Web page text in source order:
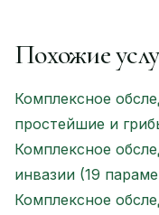
Похожие
Комплексное
простейшие и
Комплексное
инвазии (19
Комплексное